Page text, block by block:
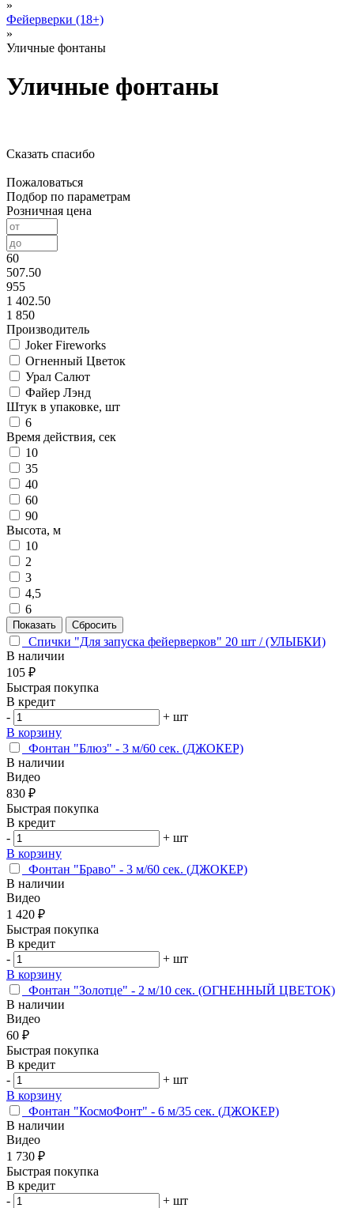
»
Фейерверки (18+)
»
Уличные фонтаны
Уличные фонтаны
Сказать спасибо
Пожаловаться
Подбор по параметрам
Розничная цена
60
507.50
955
1 402.50
1 850
Производитель
Joker Fireworks
Огненный Цветок
Урал Салют
Файер Лэнд
Штук в упаковке, шт
6
Время действия, сек
10
35
40
60
90
Высота, м
10
2
3
4,5
6
Спички "Для запуска фейерверков" 20 шт / (УЛЫБКИ)
В наличии
105 ₽
Быстрая покупка
В кредит
-
+ шт
В корзину
Фонтан "Блюз" - 3 м/60 сек. (ДЖОКЕР)
В наличии
Видео
830 ₽
Быстрая покупка
В кредит
-
+ шт
В корзину
Фонтан "Браво" - 3 м/60 сек. (ДЖОКЕР)
В наличии
Видео
1 420 ₽
Быстрая покупка
В кредит
-
+ шт
В корзину
Фонтан "Золотце" - 2 м/10 сек. (ОГНЕННЫЙ ЦВЕТОК)
В наличии
Видео
60 ₽
Быстрая покупка
В кредит
-
+ шт
В корзину
Фонтан "КосмоФонт" - 6 м/35 сек. (ДЖОКЕР)
В наличии
Видео
1 730 ₽
Быстрая покупка
В кредит
-
+ шт